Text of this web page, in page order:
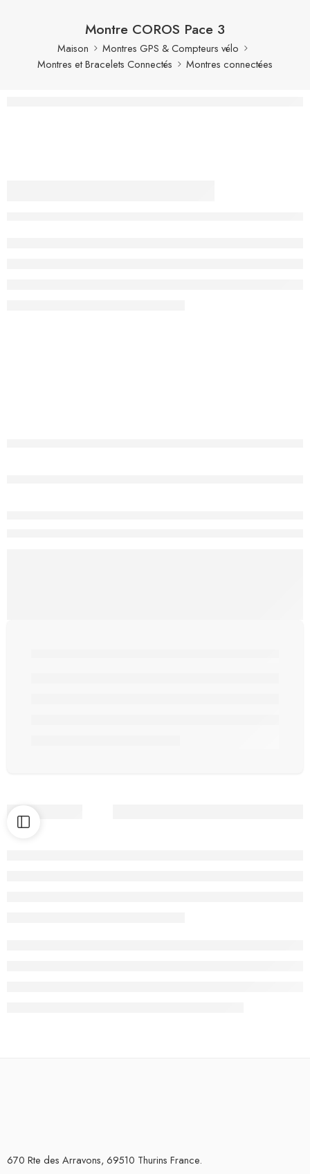
Montre COROS Pace 3
Maison
Montres GPS & Compteurs vélo
Montres et Bracelets Connectés
Montres connectées
670 Rte des Arravons, 69510 Thurins France.